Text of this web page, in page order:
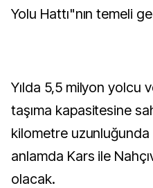
Yolu Hattı"nın temeli
Yılda 5,5 milyon yolcu
taşıma kapasitesine
kilometre
anlamda Kars ile
olacak.